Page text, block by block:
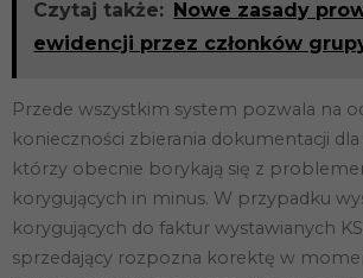
Czytaj także: Nowe zasady
ewidencji przez członków
Przede wszystkim system pozwala na
konieczności zbierania dokumentacji
którzy obecnie borykają się z
korygujących in minus. W przypadku
korygujących do faktur wystawianych
sprzedający rozpozna korektę w